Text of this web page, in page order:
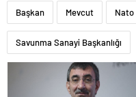
Başkan Mevcut Nato
Savunma Sanayi Başkanlığı